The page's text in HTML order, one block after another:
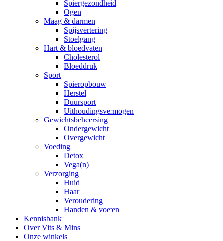
Spiergezondheid
Ogen
Maag & darmen
Spijsvertering
Stoelgang
Hart & bloedvaten
Cholesterol
Bloeddruk
Sport
Spieropbouw
Herstel
Duursport
Uithoudingsvermogen
Gewichtsbeheersing
Ondergewicht
Overgewicht
Voeding
Detox
Vega(n)
Verzorging
Huid
Haar
Veroudering
Handen & voeten
Kennisbank
Over Vits & Mins
Onze winkels